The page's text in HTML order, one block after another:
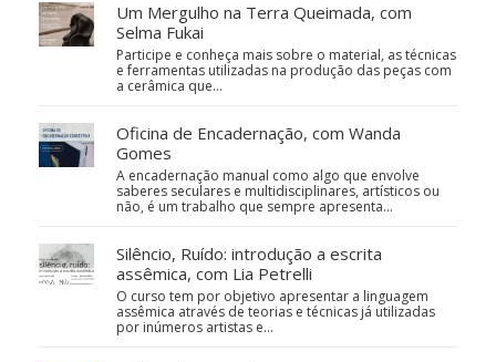
Um Mergulho na Terra Queimada, com
Selma Fukai
Participe e conheça mais sobre o material, as técnicas
e ferramentas utilizadas na produção das peças com
a cerâmica que…
Oficina de Encadernação, com Wanda
Gomes
A encadernação manual como algo que envolve
saberes seculares e multidisciplinares, artísticos ou
não, é um trabalho que sempre apresenta…
Silêncio, Ruído: introdução a escrita
assêmica, com Lia Petrelli
O curso tem por objetivo apresentar a linguagem
assêmica através de teorias e técnicas já utilizadas
por inúmeros artistas e…